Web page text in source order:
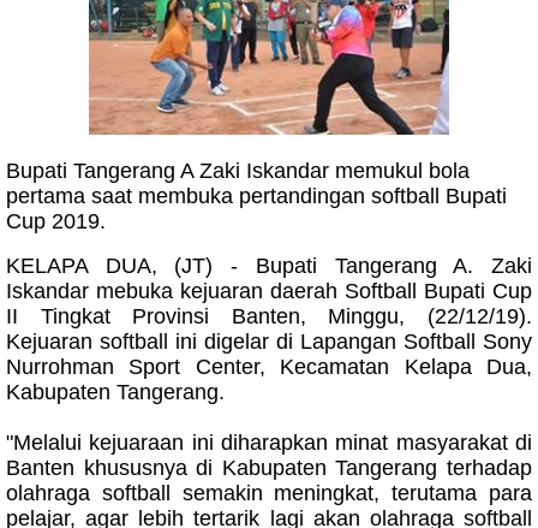
Bupati Tangerang A Zaki Iskandar memukul bola
pertama saat membuka pertandingan softball Bupati
Cup 2019.
KELAPA DUA, (JT) - Bupati Tangerang A. Zaki
Iskandar mebuka kejuaran daerah Softball Bupati Cup
II Tingkat Provinsi Banten, Minggu, (22/12/19).
Kejuaran softball ini digelar di Lapangan Softball Sony
Nurrohman Sport Center, Kecamatan Kelapa Dua,
Kabupaten Tangerang.
"Melalui kejuaraan ini diharapkan minat masyarakat di
Banten khususnya di Kabupaten Tangerang terhadap
olahraga softball semakin meningkat, terutama para
pelajar, agar lebih tertarik lagi akan olahraga softball